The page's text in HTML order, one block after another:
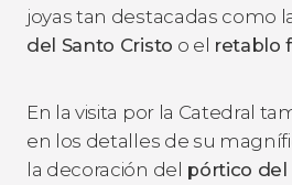
joyas tan destacadas como
del Santo Cristo o el retablo
En la visita por la Catedral
en los detalles de su
la decoración del pórtico del